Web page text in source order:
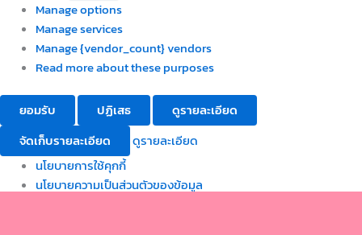
Manage options
Manage services
Manage {vendor_count} vendors
Read more about these purposes
ยอมรับ ปฏิเสธ
ดูรายละเอียด
จัดเก็บรายละเอียด
ดูรายละเอียด
นโยบายการใช้คุกกี้
นโยบายความเป็นส่วนตัวของข้อมูล